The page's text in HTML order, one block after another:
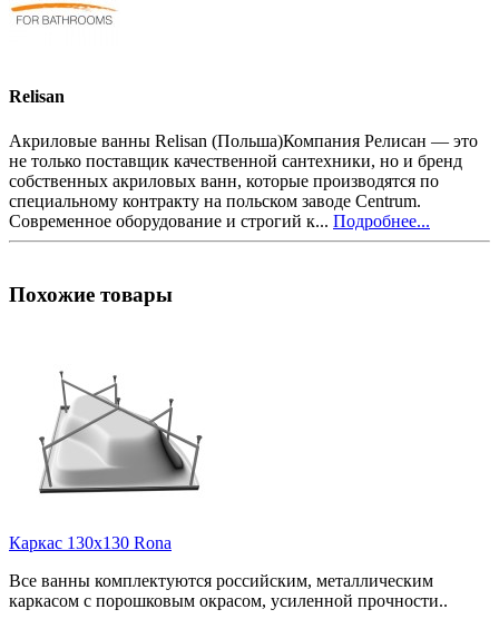
Relisan
Акриловые ванны Relisan (Польша)Компания Релисан — это
не только поставщик качественной сантехники, но и бренд
собственных акриловых ванн, которые производятся по
специальному контракту на польском заводе Centrum.
Современное оборудование и строгий к... Подробнее...
Похожие товары
Каркас 130х130 Rona
Все ванны комплектуются российским, металлическим
каркасом с порошковым окрасом, усиленной прочности..